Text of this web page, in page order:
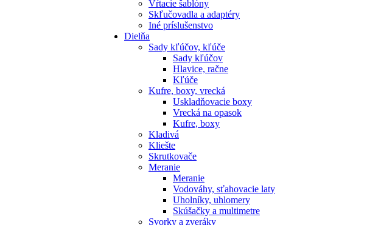
Vŕtacie šablóny
Skľučovadla a adaptéry
Iné príslušenstvo
Dielňa
Sady kľúčov, kľúče
Sady kľúčov
Hlavice, račne
Kľúče
Kufre, boxy, vrecká
Uskladňovacie boxy
Vrecká na opasok
Kufre, boxy
Kladivá
Kliešte
Skrutkovače
Meranie
Meranie
Vodováhy, sťahovacie laty
Uholníky, uhlomery
Skúšačky a multimetre
Svorky a zveráky